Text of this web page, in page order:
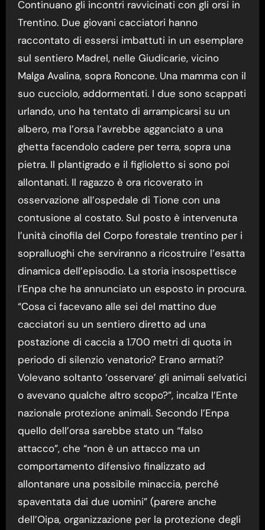
Continuano gli incontri ravvicinati con gli orsi in
Trentino. Due giovani cacciatori hanno
raccontato di essersi imbattuti in un esemplare
sul sentiero Madrel, nelle Giudicarie, vicino
Malga Avalina, sopra Roncone. Una mamma con il
suo cucciolo, addormentati. I due sono scappati
urlando, uno ha tentato di arrampicarsi su un
albero, ma l’orsa l’avrebbe agganciato a una
ghetta facendolo cadere per terra, sopra una
pietra. Il plantigrado e il figlioletto si sono poi
allontanati. Il ragazzo è ora ricoverato in
osservazione all’ospedale di Tione con una
contusione al costato. Sul posto è intervenuta
l’unità cinofila del Corpo forestale trentino per i
sopralluoghi che serviranno a ricostruire l’esatta
dinamica dell’episodio. La storia insospettisce
l’Enpa che ha annunciato un esposto in procura.
“Cosa ci facevano alle sei del mattino due
cacciatori su un sentiero diretto ad una
postazione di caccia a 1.700 metri di quota in
periodo di silenzio venatorio? Erano armati?
Volevano soltanto ‘osservare’ gli animali selvatici
o avevano qualche altro scopo?”, incalza l’Ente
nazionale protezione animali. Secondo l’Enpa
quello dell’orsa sarebbe stato un “falso
attacco”, che “non è un attacco ma un
comportamento difensivo finalizzato ad
allontanare una possibile minaccia, perché
spaventata dai due uomini” (parere anche
dell’Oipa, organizzazione per la protezione degli